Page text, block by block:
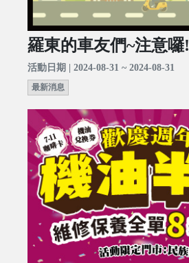
羅東的車友們~注意囉!
活動日期 | 2024-08-31 ~ 2024-08-31
最新消息